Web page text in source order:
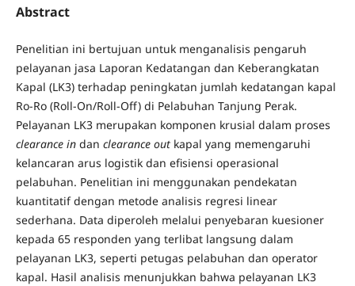
Abstract
Penelitian ini bertujuan untuk menganalisis pengaruh
pelayanan jasa Laporan Kedatangan dan Keberangkatan
Kapal (LK3) terhadap peningkatan jumlah kedatangan kapal
Ro-Ro (Roll-On/Roll-Off) di Pelabuhan Tanjung Perak.
Pelayanan LK3 merupakan komponen krusial dalam proses
clearance indan clearance outkapal yang memengaruhi
kelancaran arus logistik dan efisiensi operasional
pelabuhan. Penelitian ini menggunakan pendekatan
kuantitatif dengan metode analisis regresi linear
sederhana. Data diperoleh melalui penyebaran kuesioner
kepada 65 responden yang terlibat langsung dalam
pelayanan LK3, seperti petugas pelabuhan dan operator
kapal. Hasil analisis menunjukkan bahwa pelayanan LK3